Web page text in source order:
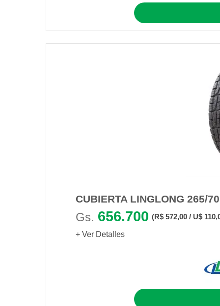
CUBIERTA LINGLONG 265/
Gs. 656.700 (R$ 572,00 / U$
+ Ver Detalles